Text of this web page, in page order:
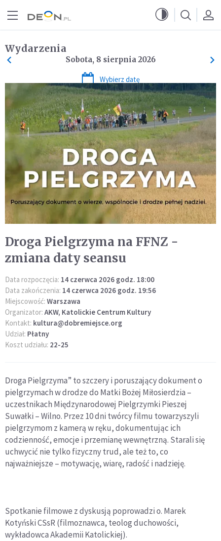
Wydarzenia
Sobota, 8 sierpnia 2026
Wybierz datę
Droga Pielgrzyma na FFNZ -
zmiana daty seansu
Data rozpoczęcia: 14 czerwca 2026 godz. 18:00
Data zakończenia: 14 czerwca 2026 godz. 19:56
Miejscowość: Warszawa
Organizator: AKW, Katolickie Centrum Kultury
Kontakt: kultura@dobremiejsce.org
Udział: Płatny
Koszt udziału: 22-25
Droga Pielgrzyma” to szczery i poruszający dokument o
pielgrzymach w drodze do Matki Bożej Miłosierdzia –
uczestnikach Międzynarodowej Pielgrzymki Pieszej
Suwałki – Wilno. Przez 10 dni twórcy filmu towarzyszyli
pielgrzymom z kamerą w ręku, dokumentując ich
codzienność, emocje i przemianę wewnętrzną. Starali się
uchwycić nie tylko fizyczny trud, ale też to, co
najważniejsze – motywację, wiarę, radość i nadzieję.
Spotkanie filmowe z dyskusją poprowadzi o. Marek
Kotyński CSsR (filmoznawca, teolog duchowości,
wykładowca Akademii Katolickiej).